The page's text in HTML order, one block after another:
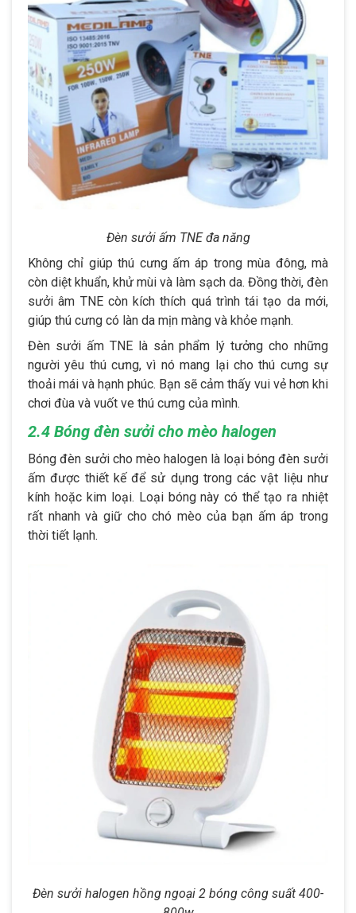
Đèn sưởi ấm TNE đa năng
Không chỉ giúp thú cưng ấm áp trong mùa đông, mà
còn diệt khuẩn, khử mùi và làm sạch da. Đồng thời, đèn
sưởi âm TNE còn kích thích quá trình tái tạo da mới,
giúp thú cưng có làn da mịn màng và khỏe mạnh.
Đèn sưởi ấm TNE là sản phẩm lý tưởng cho những
người yêu thú cưng, vì nó mang lại cho thú cưng sự
thoải mái và hạnh phúc. Bạn sẽ cảm thấy vui vẻ hơn khi
chơi đùa và vuốt ve thú cưng của mình.
2.4 Bóng đèn sưởi cho mèo halogen
Bóng đèn sưởi cho mèo halogen là loại bóng đèn sưởi
ấm được thiết kế để sử dụng trong các vật liệu như
kính hoặc kim loại. Loại bóng này có thể tạo ra nhiệt
rất nhanh và giữ cho chó mèo của bạn ấm áp trong
thời tiết lạnh.
Đèn sưởi halogen hồng ngoại 2 bóng công suất 400-